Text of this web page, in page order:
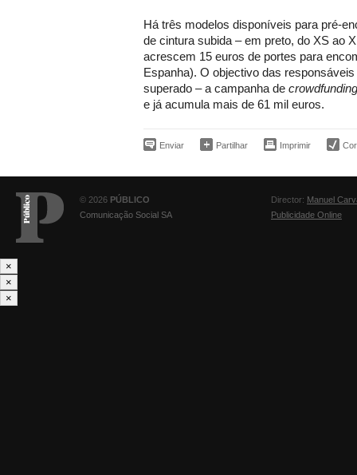
Há três modelos disponíveis para pré-
de cintura subida – em preto, do XS ao
acrescem 15 euros de portes para
Espanha). O objectivo das
superado – a campanha de
e já acumula mais de 61 mil euros.
Enviar Partilhar Imprimir
© 2026 PÚBLICO
Comunicação Social SA
Director: Manuel
Publicidade Online
×
×
×